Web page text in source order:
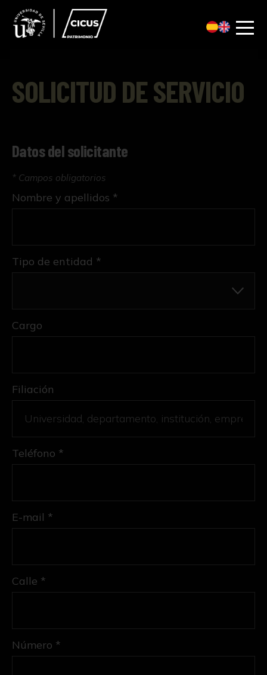
SOLICITUD DE SERVICIO
Datos del solicitante
* Campos obligatorios
Tipo de entidad *
Nombre y apellidos *
Cargo
Filiación
Teléfono *
E-mail *
Calle *
Número *